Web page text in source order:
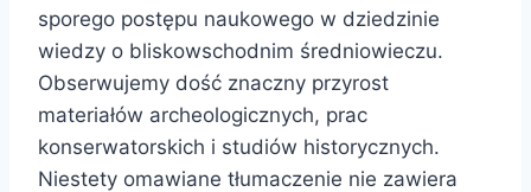
sporego postępu naukowego w dziedzinie
wiedzy o bliskowschodnim średniowieczu.
Obserwujemy dość znaczny przyrost
materiałów archeologicznych, prac
konserwatorskich i studiów historycznych.
Niestety omawiane tłumaczenie nie zawiera